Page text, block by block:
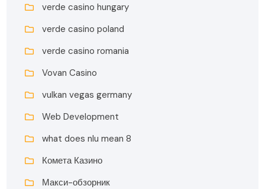
verde casino hungary
verde casino poland
verde casino romania
Vovan Casino
vulkan vegas germany
Web Development
what does nlu mean 8
Комета Казино
Макси-обзорник